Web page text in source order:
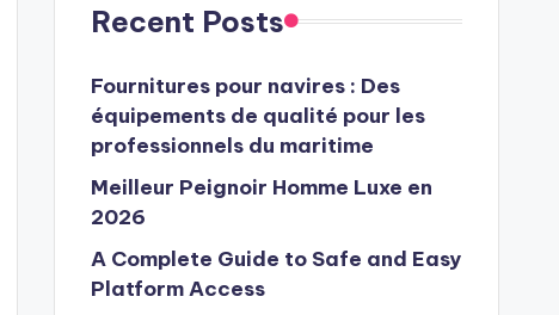
Recent Posts
Fournitures pour navires : Des
équipements de qualité pour les
professionnels du maritime
Meilleur Peignoir Homme Luxe en
2026
A Complete Guide to Safe and Easy
Platform Access